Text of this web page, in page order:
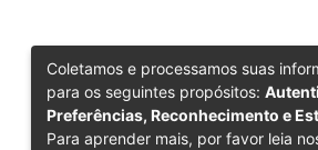
Coletamos e processamos suas
para os seguintes propósitos:
Preferências, Reconhecimento e
Para aprender mais, por favor leia